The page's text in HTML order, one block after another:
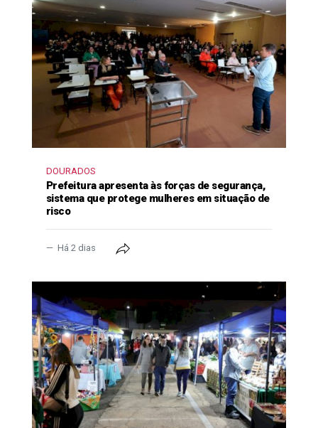
DOURADOS
Prefeitura apresenta às forças de segurança,
sistema que protege mulheres em situação de
risco
Há 2 dias